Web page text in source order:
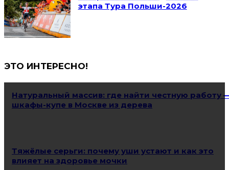
этапа Тура Польши-2026
ЭТО ИНТЕРЕСНО!
Натуральный массив: где найти честную работу
шкафы-купе в Москве из дерева
Тяжёлые серьги: почему уши устают и как это
влияет на здоровье мочки